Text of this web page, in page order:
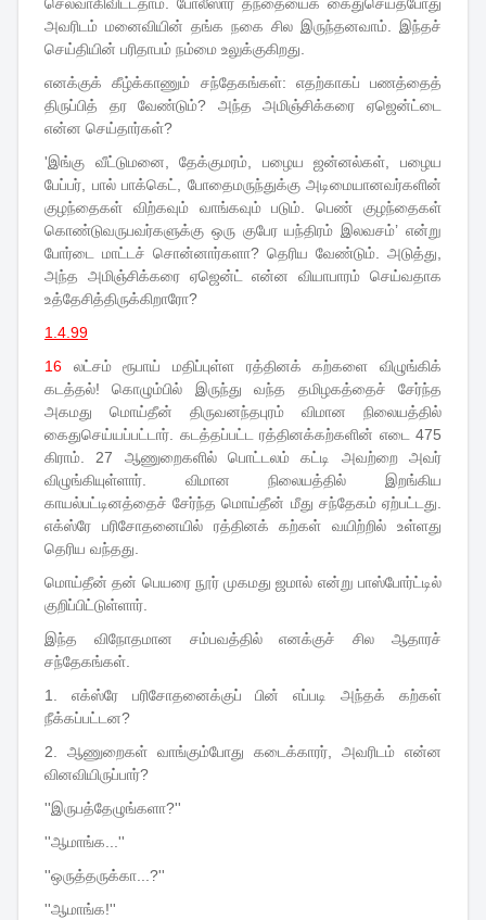
அவரிடம் மனைவியின் தங்க நகை சில இருந்தனவாம். இந்தச்
செய்தியின் பரிதாபம் நம்மை உலுக்குகிறது.
எனக்குக் கீழ்க்காணும் சந்தேகங்கள்: எதற்காகப் பணத்தைத்
திருப்பித் தர வேண்டும்? அந்த அமிஞ்சிக்கரை ஏஜென்ட்டை
என்ன செய்தார்கள்?
'இங்கு வீட்டுமனை, தேக்குமரம், பழைய ஜன்னல்கள், பழைய
பேப்பர், பால் பாக்கெட், போதைமருந்துக்கு அடிமையானவர்களின்
குழந்தைகள் விற்கவும் வாங்கவும் படும். பெண் குழந்தைகள்
கொண்டுவருபவர்களுக்கு ஒரு குபேர யந்திரம் இலவசம்’ என்று
போர்டை மாட்டச் சொன்னார்களா? தெரிய வேண்டும். அடுத்து,
அந்த அமிஞ்சிக்கரை ஏஜென்ட் என்ன வியாபாரம் செய்வதாக
உத்தேசித்திருக்கிறாரோ?
1.4.99
16 லட்சம் ரூபாய் மதிப்புள்ள ரத்தினக் கற்களை விழுங்கிக்
கடத்தல்! கொழும்பில் இருந்து வந்த தமிழகத்தைச் சேர்ந்த
அகமது மொய்தீன் திருவனந்தபுரம் விமான நிலையத்தில்
கைதுசெய்யப்பட்டார். கடத்தப்பட்ட ரத்தினக்கற்களின் எடை 475
கிராம். 27 ஆணுறைகளில் பொட்டலம் கட்டி அவற்றை அவர்
விழுங்கியுள்ளார். விமான நிலையத்தில் இறங்கிய
காயல்பட்டினத்தைச் சேர்ந்த மொய்தீன் மீது சந்தேகம் ஏற்பட்டது.
எக்ஸ்ரே பரிசோதனையில் ரத்தினக் கற்கள் வயிற்றில் உள்ளது
தெரிய வந்தது.
மொய்தீன் தன் பெயரை நூர் முகமது ஜமால் என்று பாஸ்போர்ட்டில்
குறிப்பிட்டுள்ளார்.
இந்த விநோதமான சம்பவத்தில் எனக்குச் சில ஆதாரச்
சந்தேகங்கள்.
1. எக்ஸ்ரே பரிசோதனைக்குப் பின் எப்படி அந்தக் கற்கள்
நீக்கப்பட்டன?
2. ஆணுறைகள் வாங்கும்போது கடைக்காரர், அவரிடம் என்ன
வினவியிருப்பார்?
''இருபத்தேழுங்களா?''
''ஆமாங்க...''
''ஒருத்தருக்கா...?''
''ஆமாங்க!''